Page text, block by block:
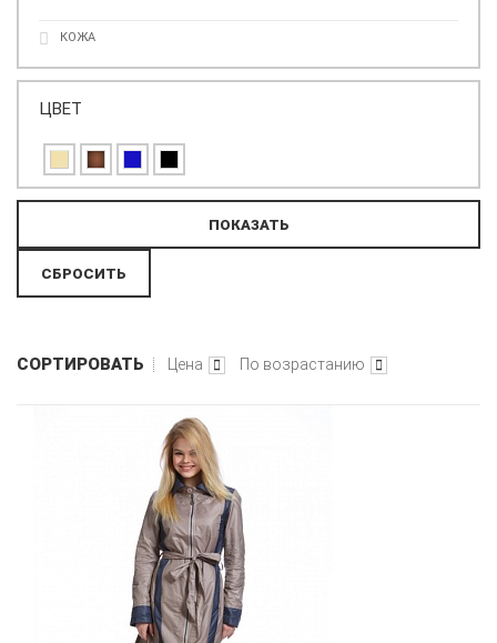
КОЖА
ЦВЕТ
СОРТИРОВАТЬ Цена По возрастанию